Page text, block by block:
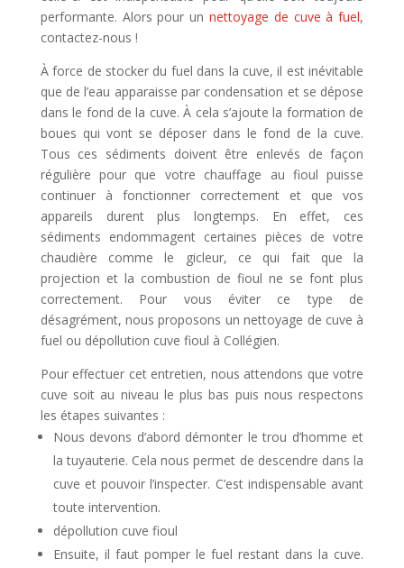
performante. Alors pour un nettoyage de cuve à fuel,
contactez-nous !
À force de stocker du fuel dans la cuve, il est inévitable
que de l’eau apparaisse par condensation et se dépose
dans le fond de la cuve. À cela s’ajoute la formation de
boues qui vont se déposer dans le fond de la cuve.
Tous ces sédiments doivent être enlevés de façon
régulière pour que votre chauffage au fioul puisse
continuer à fonctionner correctement et que vos
appareils durent plus longtemps. En effet, ces
sédiments endommagent certaines pièces de votre
chaudière comme le gicleur, ce qui fait que la
projection et la combustion de fioul ne se font plus
correctement. Pour vous éviter ce type de
désagrément, nous proposons un nettoyage de cuve à
fuel ou dépollution cuve fioul à Collégien.
Pour effectuer cet entretien, nous attendons que votre
cuve soit au niveau le plus bas puis nous respectons
les étapes suivantes :
Nous devons d’abord démonter le trou d’homme et
la tuyauterie. Cela nous permet de descendre dans la
cuve et pouvoir l’inspecter. C’est indispensable avant
toute intervention.
dépollution cuve fioul
Ensuite, il faut pomper le fuel restant dans la cuve.